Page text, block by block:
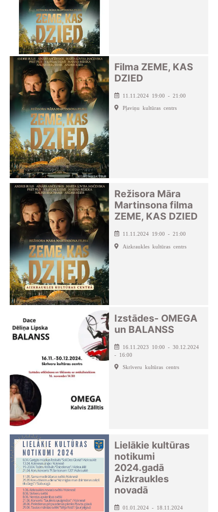
Filma ZEME, KAS
DZIED
11.11.2024 19:00 - 21:00
Pļaviņu kultūras centrs
Režisora Māra
Martinsona filma
ZEME, KAS DZIED
11.11.2024 19:00 - 21:00
Aizkraukles kultūras centrs
Izstādes- OMEGA
un BALANSS
16.11.2023 10:00 - 30.12.2024
- 16:00
Skrīveru kultūras centrs
Lielākie kultūras
notikumi
2024.gadā
Aizkraukles
novadā
01.01.2024 - 18.11.2024